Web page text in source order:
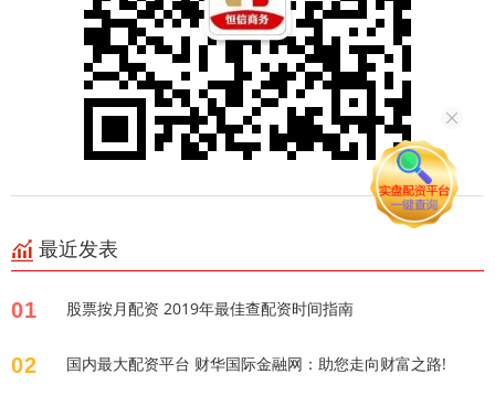
最近发表
01 股票按月配资 2019年最佳查配资时间指南
02 国内最大配资平台 财华国际金融网：助您走向财富之路!